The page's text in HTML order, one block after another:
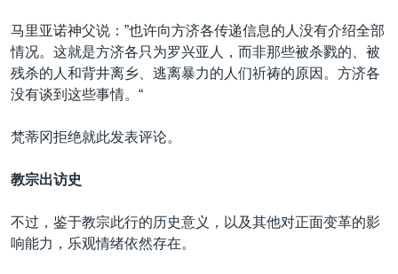
马里亚诺神父说：”也许向方济各传递信息的人没有介绍全部
情况。这就是方济各只为罗兴亚人，而非那些被杀戮的、被
残杀的人和背井离乡、逃离暴力的人们祈祷的原因。方济各
没有谈到这些事情。“
梵蒂冈拒绝就此发表评论。
教宗出访史
不过，鉴于教宗此行的历史意义，以及其他对正面变革的影
响能力，乐观情绪依然存在。